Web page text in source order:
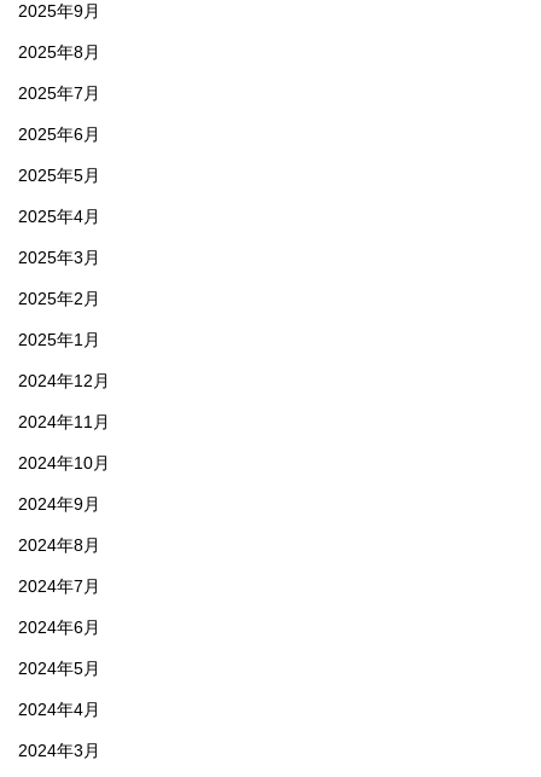
2025年9月
2025年8月
2025年7月
2025年6月
2025年5月
2025年4月
2025年3月
2025年2月
2025年1月
2024年12月
2024年11月
2024年10月
2024年9月
2024年8月
2024年7月
2024年6月
2024年5月
2024年4月
2024年3月